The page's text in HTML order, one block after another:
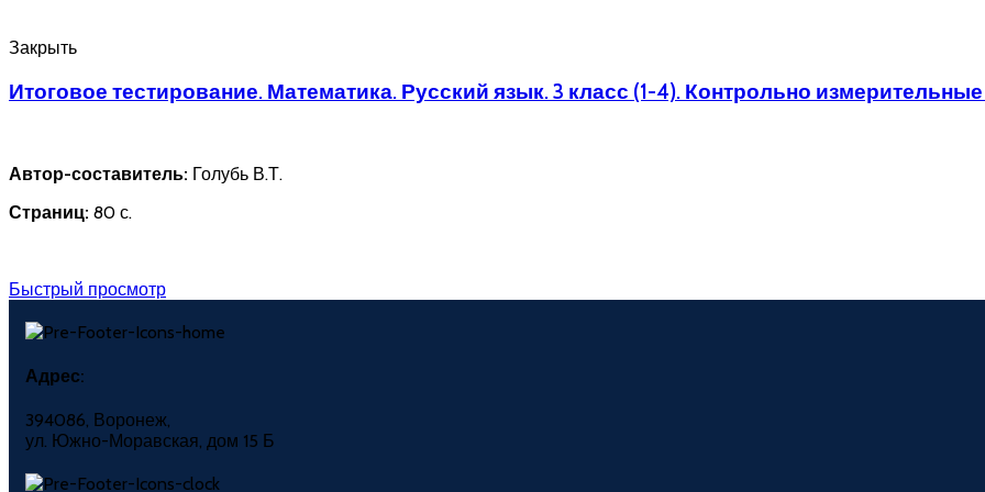
Закрыть
Итоговое тестирование. Математика. Русский язык. 3 класс (1-4). Контрольно
Автор-составитель: Голубь В.Т.
Страниц: 80 с.
Быстрый просмотр
Адрес:
394086, Воронеж,
ул. Южно-Моравская, дом 15 Б